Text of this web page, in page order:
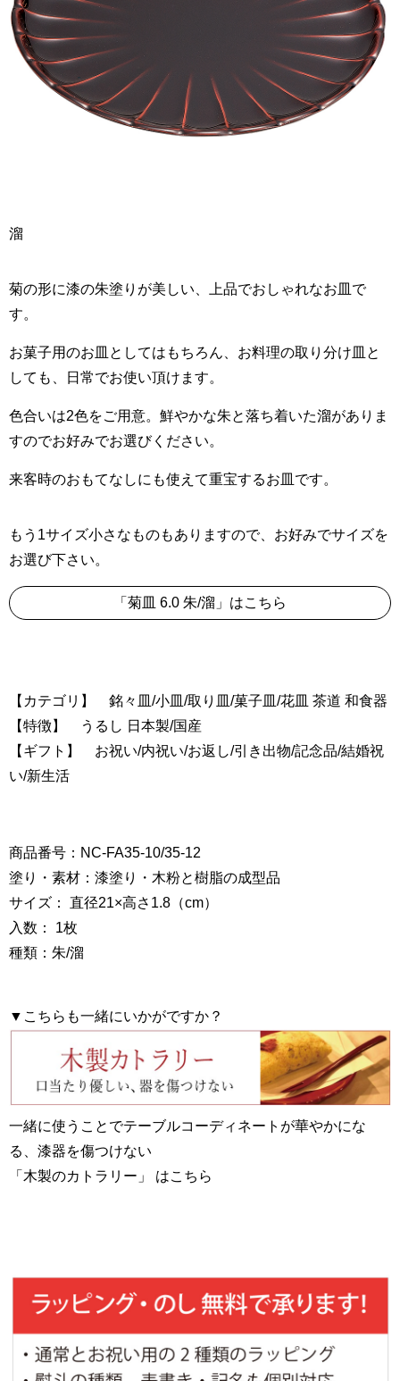
溜
菊の形に漆の朱塗りが美しい、上品でおしゃれなお皿で
す。
お菓子用のお皿としてはもちろん、お料理の取り分け皿と
しても、日常でお使い頂けます。
色合いは2色をご用意。鮮やかな朱と落ち着いた溜がありま
すのでお好みでお選びください。
来客時のおもてなしにも使えて重宝するお皿です。
もう1サイズ小さなものもありますので、お好みでサイズを
お選び下さい。
「菊皿 6.0 朱/溜」はこちら
【カテゴリ】 銘々皿/小皿/取り皿/菓子皿/花皿 茶道 和食器
【特徴】 うるし 日本製/国産
【ギフト】 お祝い/内祝い/お返し/引き出物/記念品/結婚祝
い/新生活
商品番号：NC-FA35-10/35-12
塗り・素材：漆塗り・木粉と樹脂の成型品
サイズ： 直径21×高さ1.8（cm）
入数： 1枚
種類：朱/溜
▼こちらも一緒にいかがですか？
一緒に使うことでテーブルコーディネートが華やかにな
る、漆器を傷つけない
「木製のカトラリー」 はこちら